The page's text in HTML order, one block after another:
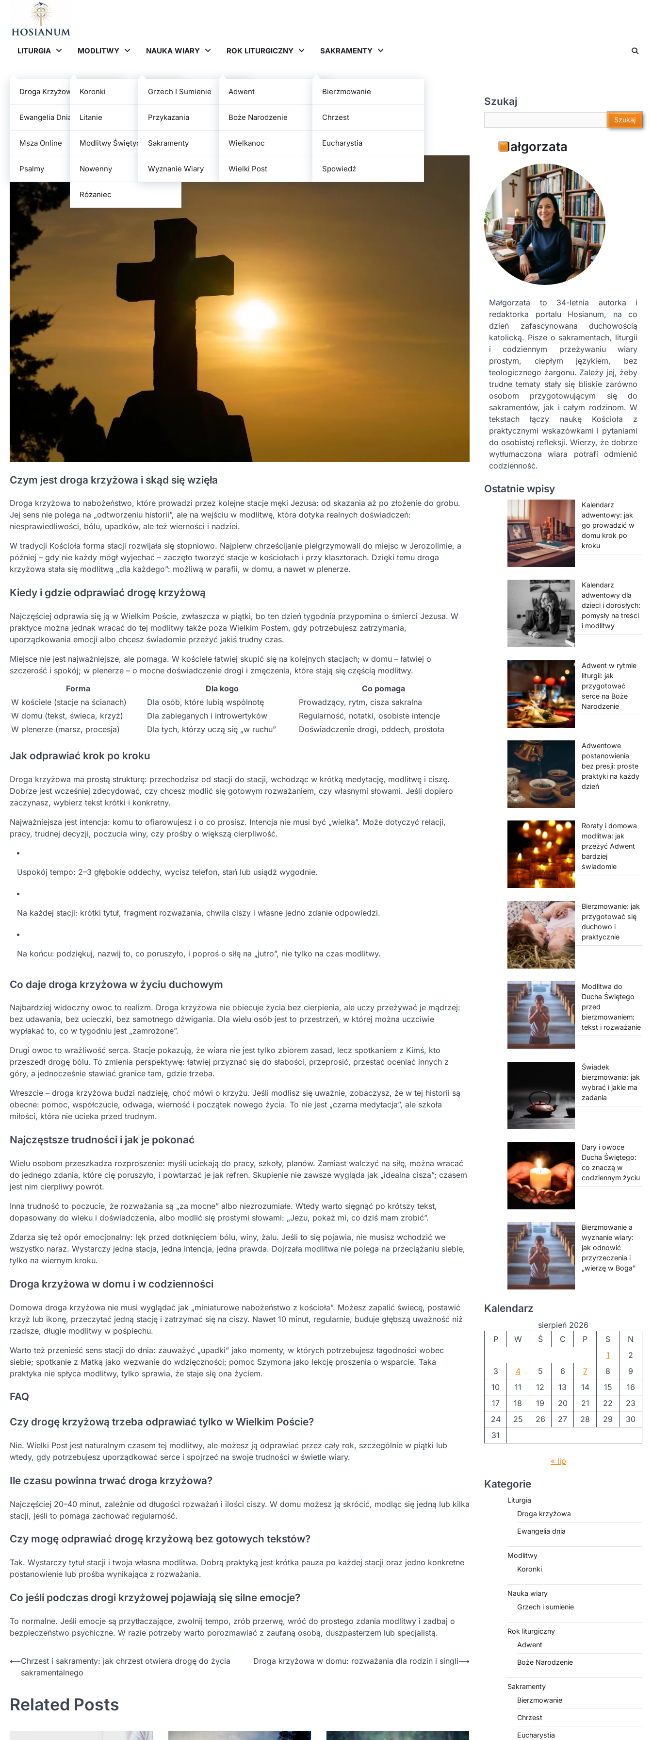
content
LITURGIA
Droga Krzyżowa
Ewangelia Dnia
Msza Online
Psalmy
MODLITWY
Koronki
Litanie
Modlitwy Świętych
Nowenny
Różaniec
NAUKA WIARY
Grzech I Sumienie
Przykazania
Sakramenty
Wyznanie Wiary
ROK LITURGICZNY
Adwent
Boże Narodzenie
Wielkanoc
Wielki Post
SAKRAMENTY
Bierzmowanie
Chrzest
Eucharystia
Spowiedź
DROGA KRZYŻOWA
duchowym
admin 2026-05-30
Czym jest droga krzyżowa i skąd się wzięła
Droga krzyżowa to nabożeństwo, które prowadzi przez kolejne stacje męki Jezusa: od skazania aż po złożenie do grobu.
Jej sens nie polega na „odtworzeniu historii”, ale na wejściu w modlitwę, która dotyka realnych doświadczeń:
niesprawiedliwości, bólu, upadków, ale też wierności i nadziei.
W tradycji Kościoła forma stacji rozwijała się stopniowo. Najpierw chrześcijanie pielgrzymowali do miejsc w Jerozolimie, a
później – gdy nie każdy mógł wyjechać – zaczęto tworzyć stacje w kościołach i przy klasztorach. Dzięki temu droga
krzyżowa stała się modlitwą „dla każdego”: możliwą w parafii, w domu, a nawet w plenerze.
Kiedy i gdzie odprawiać drogę krzyżową
Najczęściej odprawia się ją w Wielkim Poście, zwłaszcza w piątki, bo ten dzień tygodnia przypomina o śmierci Jezusa. W
praktyce można jednak wracać do tej modlitwy także poza Wielkim Postem, gdy potrzebujesz zatrzymania,
uporządkowania emocji albo chcesz świadomie przeżyć jakiś trudny czas.
Miejsce nie jest najważniejsze, ale pomaga. W kościele łatwiej skupić się na kolejnych stacjach; w domu – łatwiej o
szczerość i spokój; w plenerze – o mocne doświadczenie drogi i zmęczenia, które stają się częścią modlitwy.
Forma
Dla kogo
Co pomaga
W kościele (stacje na ścianach)
Dla osób, które lubią wspólnotę
Prowadzący, rytm, cisza sakralna
W domu (tekst, świeca, krzyż)
Dla zabieganych i introwertyków
Regularność, notatki, osobiste intencje
W plenerze (marsz, procesja)
Dla tych, którzy uczą się „w ruchu” Doświadczenie drogi, oddech, prostota
Jak odprawiać krok po kroku
Droga krzyżowa ma prostą strukturę: przechodzisz od stacji do stacji, wchodząc w krótką medytację, modlitwę i ciszę.
Dobrze jest wcześniej zdecydować, czy chcesz modlić się gotowym rozważaniem, czy własnymi słowami. Jeśli dopiero
zaczynasz, wybierz tekst krótki i konkretny.
Najważniejsza jest intencja: komu to ofiarowujesz i o co prosisz. Intencja nie musi być „wielka”. Może dotyczyć relacji,
pracy, trudnej decyzji, poczucia winy, czy prośby o większą cierpliwość.
Uspokój tempo: 2–3 głębokie oddechy, wycisz telefon, stań lub usiądź wygodnie.
Na każdej stacji: krótki tytuł, fragment rozważania, chwila ciszy i własne jedno zdanie odpowiedzi.
Na końcu: podziękuj, nazwij to, co poruszyło, i poproś o siłę na „jutro”, nie tylko na czas modlitwy.
Co daje droga krzyżowa w życiu duchowym
Najbardziej widoczny owoc to realizm. Droga krzyżowa nie obiecuje życia bez cierpienia, ale uczy przeżywać je mądrzej:
bez udawania, bez ucieczki, bez samotnego dźwigania. Dla wielu osób jest to przestrzeń, w której można uczciwie
wypłakać to, co w tygodniu jest „zamrożone”.
Drugi owoc to wrażliwość serca. Stacje pokazują, że wiara nie jest tylko zbiorem zasad, lecz spotkaniem z Kimś, kto
przeszedł drogę bólu. To zmienia perspektywę: łatwiej przyznać się do słabości, przeprosić, przestać oceniać innych z
góry, a jednocześnie stawiać granice tam, gdzie trzeba.
Wreszcie – droga krzyżowa budzi nadzieję, choć mówi o krzyżu. Jeśli modlisz się uważnie, zobaczysz, że w tej historii są
obecne: pomoc, współczucie, odwaga, wierność i początek nowego życia. To nie jest „czarna medytacja”, ale szkoła
miłości, która nie ucieka przed trudnym.
Najczęstsze trudności i jak je pokonać
Wielu osobom przeszkadza rozproszenie: myśli uciekają do pracy, szkoły, planów. Zamiast walczyć na siłę, można wracać
do jednego zdania, które cię poruszyło, i powtarzać je jak refren. Skupienie nie zawsze wygląda jak „idealna cisza”; czasem
jest nim cierpliwy powrót.
Inna trudność to poczucie, że rozważania są „za mocne” albo niezrozumiałe. Wtedy warto sięgnąć po krótszy tekst,
dopasowany do wieku i doświadczenia, albo modlić się prostymi słowami: „Jezu, pokaż mi, co dziś mam zrobić”.
Zdarza się też opór emocjonalny: lęk przed dotknięciem bólu, winy, żalu. Jeśli to się pojawia, nie musisz wchodzić we
wszystko naraz. Wystarczy jedna stacja, jedna intencja, jedna prawda. Dojrzała modlitwa nie polega na przeciążaniu siebie,
tylko na wiernym kroku.
Droga krzyżowa w domu i w codzienności
Domowa droga krzyżowa nie musi wyglądać jak „miniaturowe nabożeństwo z kościoła”. Możesz zapalić świecę, postawić
krzyż lub ikonę, przeczytać jedną stację i zatrzymać się na ciszy. Nawet 10 minut, regularnie, buduje głębszą uważność niż
rzadsze, długie modlitwy w pośpiechu.
Warto też przenieść sens stacji do dnia: zauważyć „upadki” jako momenty, w których potrzebujesz łagodności wobec
siebie; spotkanie z Matką jako wezwanie do wdzięczności; pomoc Szymona jako lekcję proszenia o wsparcie. Taka
praktyka nie spłyca modlitwy, tylko sprawia, że staje się ona życiem.
FAQ
Czy drogę krzyżową trzeba odprawiać tylko w Wielkim Poście?
Nie. Wielki Post jest naturalnym czasem tej modlitwy, ale możesz ją odprawiać przez cały rok, szczególnie w piątki lub
wtedy, gdy potrzebujesz uporządkować serce i spojrzeć na swoje trudności w świetle wiary.
Ile czasu powinna trwać droga krzyżowa?
Najczęściej 20–40 minut, zależnie od długości rozważań i ilości ciszy. W domu możesz ją skrócić, modląc się jedną lub kilka
stacji, jeśli to pomaga zachować regularność.
Czy mogę odprawiać drogę krzyżową bez gotowych tekstów?
Tak. Wystarczy tytuł stacji i twoja własna modlitwa. Dobrą praktyką jest krótka pauza po każdej stacji oraz jedno konkretne
postanowienie lub prośba wynikająca z rozważania.
Co jeśli podczas drogi krzyżowej pojawiają się silne emocje?
To normalne. Jeśli emocje są przytłaczające, zwolnij tempo, zrób przerwę, wróć do prostego zdania modlitwy i zadbaj o
bezpieczeństwo psychiczne. W razie potrzeby warto porozmawiać z zaufaną osobą, duszpasterzem lub specjalistą.
Nawigacja
wpisu
⟵Chrzest i sakramenty: jak chrzest otwiera drogę do życia
sakramentalnego
Droga krzyżowa w domu: rozważania dla rodzin i singli⟶
Related Posts
Szukaj
Szukaj
Małgorzata
Małgorzata to 34-letnia autorka i
redaktorka portalu Hosianum, na co
dzień zafascynowana duchowością
katolicką. Pisze o sakramentach, liturgii
i codziennym przeżywaniu wiary
prostym, ciepłym językiem, bez
teologicznego żargonu. Zależy jej, żeby
trudne tematy stały się bliskie zarówno
osobom przygotowującym się do
sakramentów, jak i całym rodzinom. W
tekstach łączy naukę Kościoła z
praktycznymi wskazówkami i pytaniami
do osobistej refleksji. Wierzy, że dobrze
wytłumaczona wiara potrafi odmienić
codzienność.
Ostatnie wpisy
Kalendarz
adwentowy: jak
go prowadzić w
domu krok po
kroku
Kalendarz
adwentowy dla
dzieci i dorosłych:
pomysły na treści
i modlitwy
Adwent w rytmie
liturgii: jak
przygotować
serce na Boże
Narodzenie
Adwentowe
postanowienia
bez presji: proste
praktyki na każdy
dzień
Roraty i domowa
modlitwa: jak
przeżyć Adwent
bardziej
świadomie
Bierzmowanie: jak
przygotować się
duchowo i
praktycznie
Modlitwa do
Ducha Świętego
przed
bierzmowaniem:
tekst i rozważanie
Świadek
bierzmowania: jak
wybrać i jakie ma
zadania
Dary i owoce
Ducha Świętego:
co znaczą w
codziennym życiu
Bierzmowanie a
wyznanie wiary:
jak odnowić
przyrzeczenia i
„wierzę w Boga”
Kalendarz
sierpień 2026
P
W Ś C P S
N
1
2
3
4 5 6 7 8
9
10
11 12 13 14 15
16
17
18 19 20 21 22
23
24
25 26 27 28 29
30
31
« lip
Kategorie
Liturgia
Droga krzyżowa
Ewangelia dnia
Modlitwy
Koronki
Nauka wiary
Grzech i sumienie
Rok liturgiczny
Adwent
Boże Narodzenie
Sakramenty
Bierzmowanie
Chrzest
Eucharystia